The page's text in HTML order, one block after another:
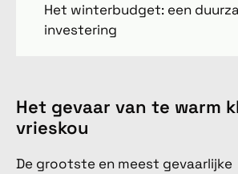
Het gevaar van te warm
vrieskou
De grootste en meest gevaarlijke
Het winterbudget: een
investering